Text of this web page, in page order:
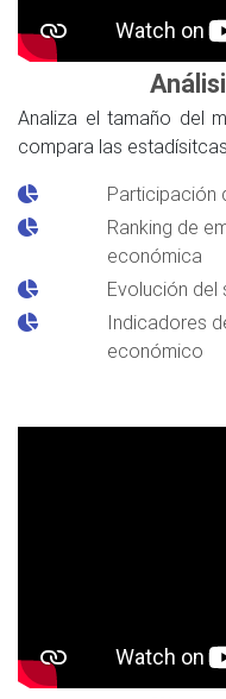
Analiza el tamaño del
compara las
Participación
Ranking de
económica
Evolución
Indicadores
económico